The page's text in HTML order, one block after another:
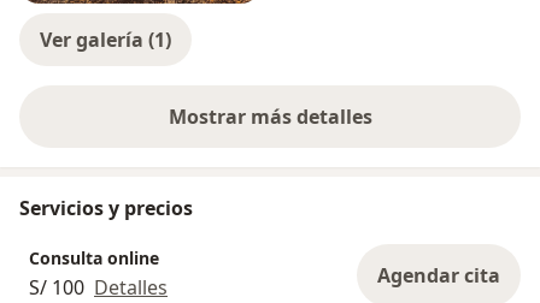
Ver galería (1)
Mostrar más detalles
sobre la experiencia
Servicios y precios
Consulta online
S/ 100 Detalles Agendar cita